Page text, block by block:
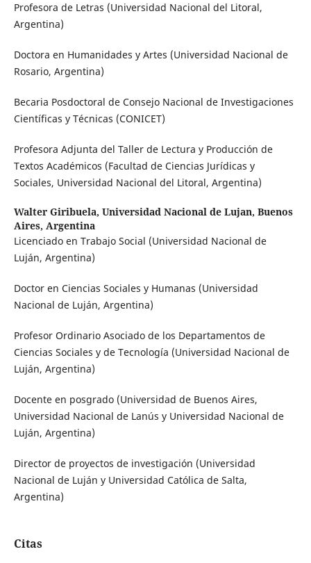
Profesora de Letras (Universidad Nacional del Litoral,
Argentina)
Doctora en Humanidades y Artes (Universidad Nacional de
Rosario, Argentina)
Becaria Posdoctoral de Consejo Nacional de Investigaciones
Científicas y Técnicas (CONICET)
Profesora Adjunta del Taller de Lectura y Producción de
Textos Académicos (Facultad de Ciencias Jurídicas y
Sociales, Universidad Nacional del Litoral, Argentina)
Walter Giribuela, Universidad Nacional de Lujan, Buenos
Aires, Argentina
Licenciado en Trabajo Social (Universidad Nacional de
Luján, Argentina)
Doctor en Ciencias Sociales y Humanas (Universidad
Nacional de Luján, Argentina)
Profesor Ordinario Asociado de los Departamentos de
Ciencias Sociales y de Tecnología (Universidad Nacional de
Luján, Argentina)
Docente en posgrado (Universidad de Buenos Aires,
Universidad Nacional de Lanús y Universidad Nacional de
Luján, Argentina)
Director de proyectos de investigación (Universidad
Nacional de Luján y Universidad Católica de Salta,
Argentina)
Citas